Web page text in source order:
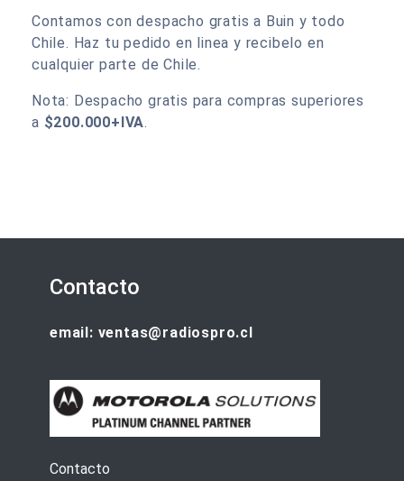
Contamos con despacho gratis a Buin y todo
Chile. Haz tu pedido en linea y recibelo en
cualquier parte de Chile.
Nota: Despacho gratis para compras superiores
a $200.000+IVA.
Contacto
email: ventas@radiospro.cl
Contacto